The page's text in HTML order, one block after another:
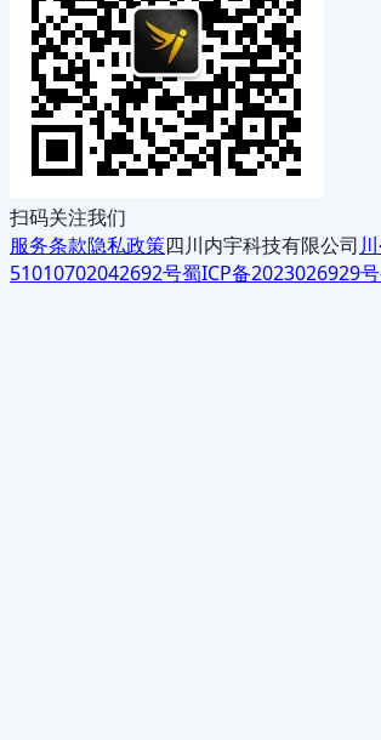
扫码关注我们
服务条款隐私政策四川内宇科技有限公司
51010702042692号蜀ICP备2023026929号